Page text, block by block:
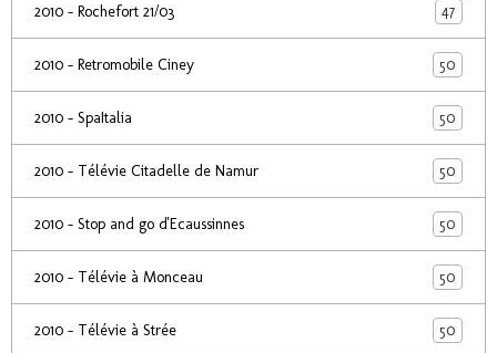
2010 - Rochefort 21/03 47
2010 - Retromobile Ciney 50
2010 - SpaItalia 50
2010 - Télévie Citadelle de Namur 50
2010 - Stop and go d'Ecaussinnes 50
2010 - Télévie à Monceau 50
2010 - Télévie à Strée 50